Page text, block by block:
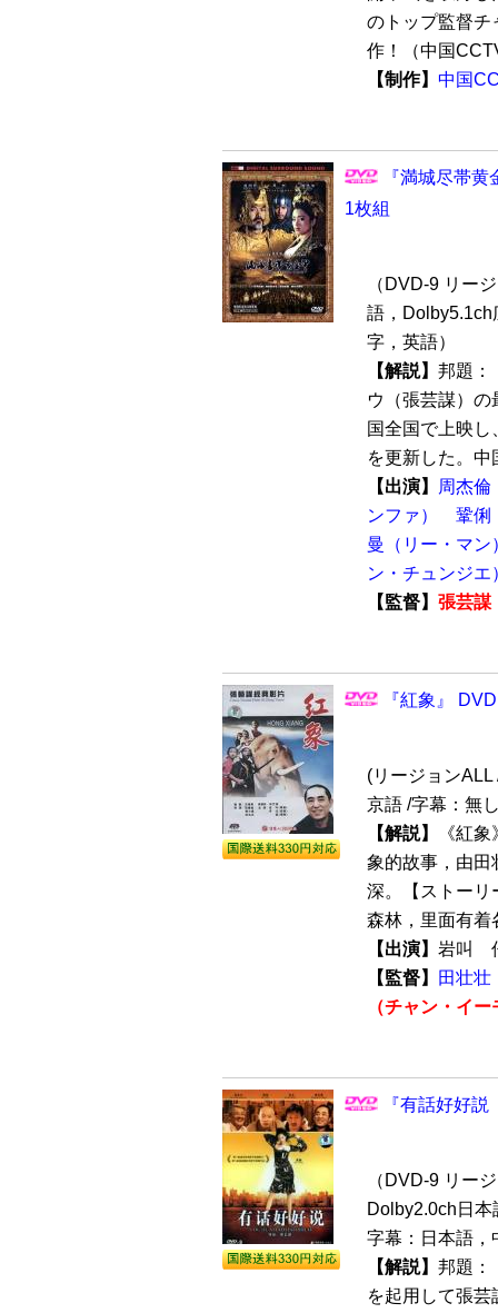
のトップ監督チ
作！（中国
【制作】 中国
『満城尽帯
1枚組
（DVD-9 リー
語，Dolby5.1ch
字，英語）
【解説】 邦題：
ウ（張芸謀）
国全国で上映
を更新した。中
【出演】
周杰倫
ンファ）
鞏俐
曼（リー・マン
ン・チュンジエ
【監督】 張芸謀
『紅象』
(リージョン
京語 /字幕：無
【解説】
《紅
象的故事，由田
深。【ストーリ
森林，里面有着
【出演】 岩叫
【監督】
田壮壮
（チャン・イ
『有話好好
（DVD-9 リー
Dolby2.0ch日
字幕：日本語，
【解説】 邦題：
を起用して張